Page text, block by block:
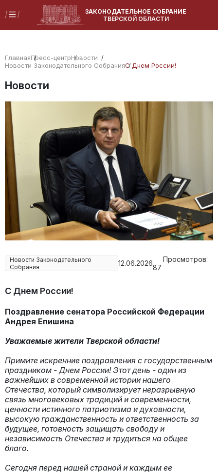
ЗАКОНОДАТЕЛЬНОЕ СОБРАНИЕ
ТВЕРСКОЙ ОБЛАСТИ
ГлавнаяПресс-центрНовости
Новости Законодательного СобранияС Днем России!
Новости
Новости Законодательного
Собрания
12.06.2026
Просмотров:
87
С Днем России!
Поздравление сенатора Российской Федерации
Андрея Епишина
Уважаемые жители Тверской области!
Примите искренние поздравления с государственным
праздником - Днем России! Этот день - один из
важнейших в современной истории нашего
Отечества, который символизирует неразрывную
связь многовековых традиций и современности,
ценности истинного патриотизма и духовности,
высокую гражданственность и ответственность за
будущее, готовность защищать свободу и
независимость Отечества и трудиться на общее
благо.
Сегодня перед нашей страной и каждым ее